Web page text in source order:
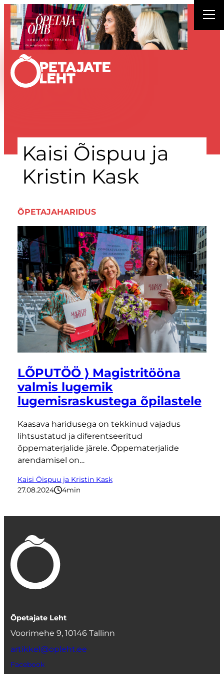
Liigu
sisu
juurde
Kaisi Õispuu ja
Kristin Kask
ÕPETAJAHARIDUS
LÕPUTÖÖ ⟩ Magistritööna
valmis lugemik
lugemisraskustega õpilastele
Kaasava haridusega on tekkinud vajadus
lihtsustatud ja diferentseeritud
õppematerjalide järele. Õppematerjalide
arendamisel on…
Kaisi Õispuu ja Kristin Kask
27.08.2024
4minutit
Õpetajate Leht
Voorimehe 9, 10146 Tallinn
artikkel@opleht.ee
Facebook